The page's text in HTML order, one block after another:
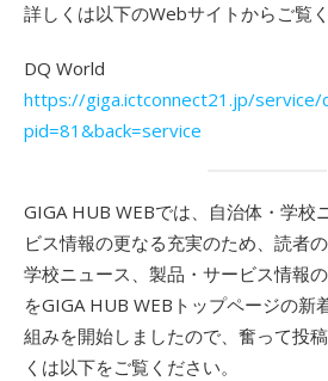
詳しくは以下のWebサイトからご覧く
DQ World
https://giga.ictconnect21.jp/service/
pid=81&back=service
GIGA HUB WEBでは、自治体・学校
ビス情報の更なる充実のため、読者
学校ニュース、製品・サービス情報
をGIGA HUB WEBトップページの新
組みを開始しましたので、奮って投
くは以下をご覧ください。